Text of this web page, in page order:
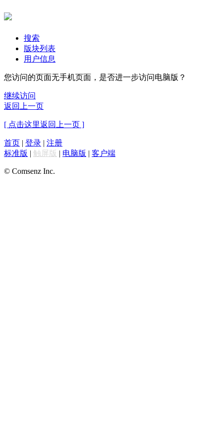
搜索
版块列表
用户信息
您访问的页面无手机页面，是否进一步访问电脑版？
继续访问
返回上一页
[ 点击这里返回上一页 ]
首页 | 登录 | 注册
标准版 | 触屏版 | 电脑版 | 客户端
© Comsenz Inc.